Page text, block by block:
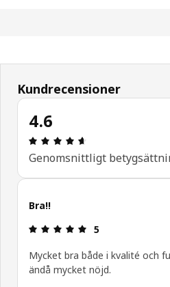
Kundrecensioner
4.6
Recension: 4.6 /
Genomsnittligt
Bra!!
Recension: 5 / 5
5
Mycket bra både i kvalité och
ändå mycket nöjd.